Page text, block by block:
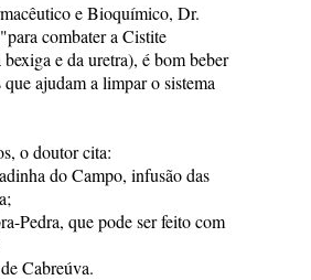
e Bioquímico, Dr.
combater a Cistite
e da uretra), é bom beber
ajudam a limpar o sistema
o doutor cita:
do Campo, infusão das
Pedra, que pode ser feito com
Cabreúva.